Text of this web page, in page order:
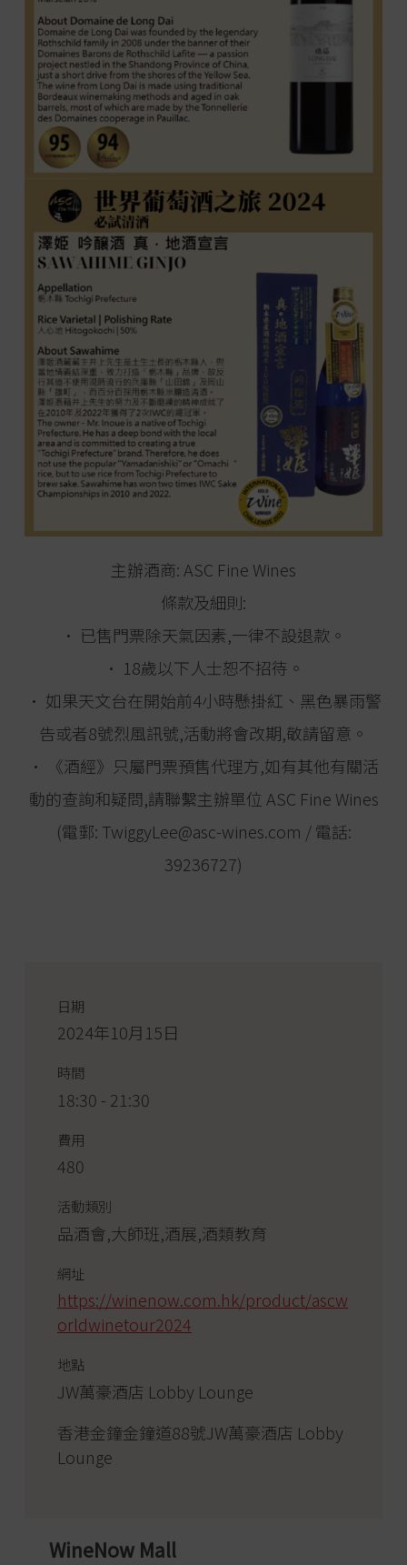
主辦酒商: ASC Fine Wines
條款及細則:
• 已售門票除天氣因素,一律不設退款。
• 18歲以下人士恕不招待。
• 如果天文台在開始前4小時懸掛紅、黑色暴雨警
告或者8號烈風訊號,活動將會改期,敬請留意。
• 《酒經》只屬門票預售代理方,如有其他有關活
動的查詢和疑問,請聯繫主辦單位 ASC Fine Wines
(電郵: TwiggyLee@asc-wines.com / 電話:
39236727)
日期
2024年10月15日
時間
18:30 - 21:30
費用
480
活動類別
品酒會,大師班,酒展,酒類教育
網址
https://winenow.com.hk/product/ascw
orldwinetour2024
地點
JW萬豪酒店 Lobby Lounge
香港金鐘金鐘道88號JW萬豪酒店 Lobby
Lounge
WineNow Mall